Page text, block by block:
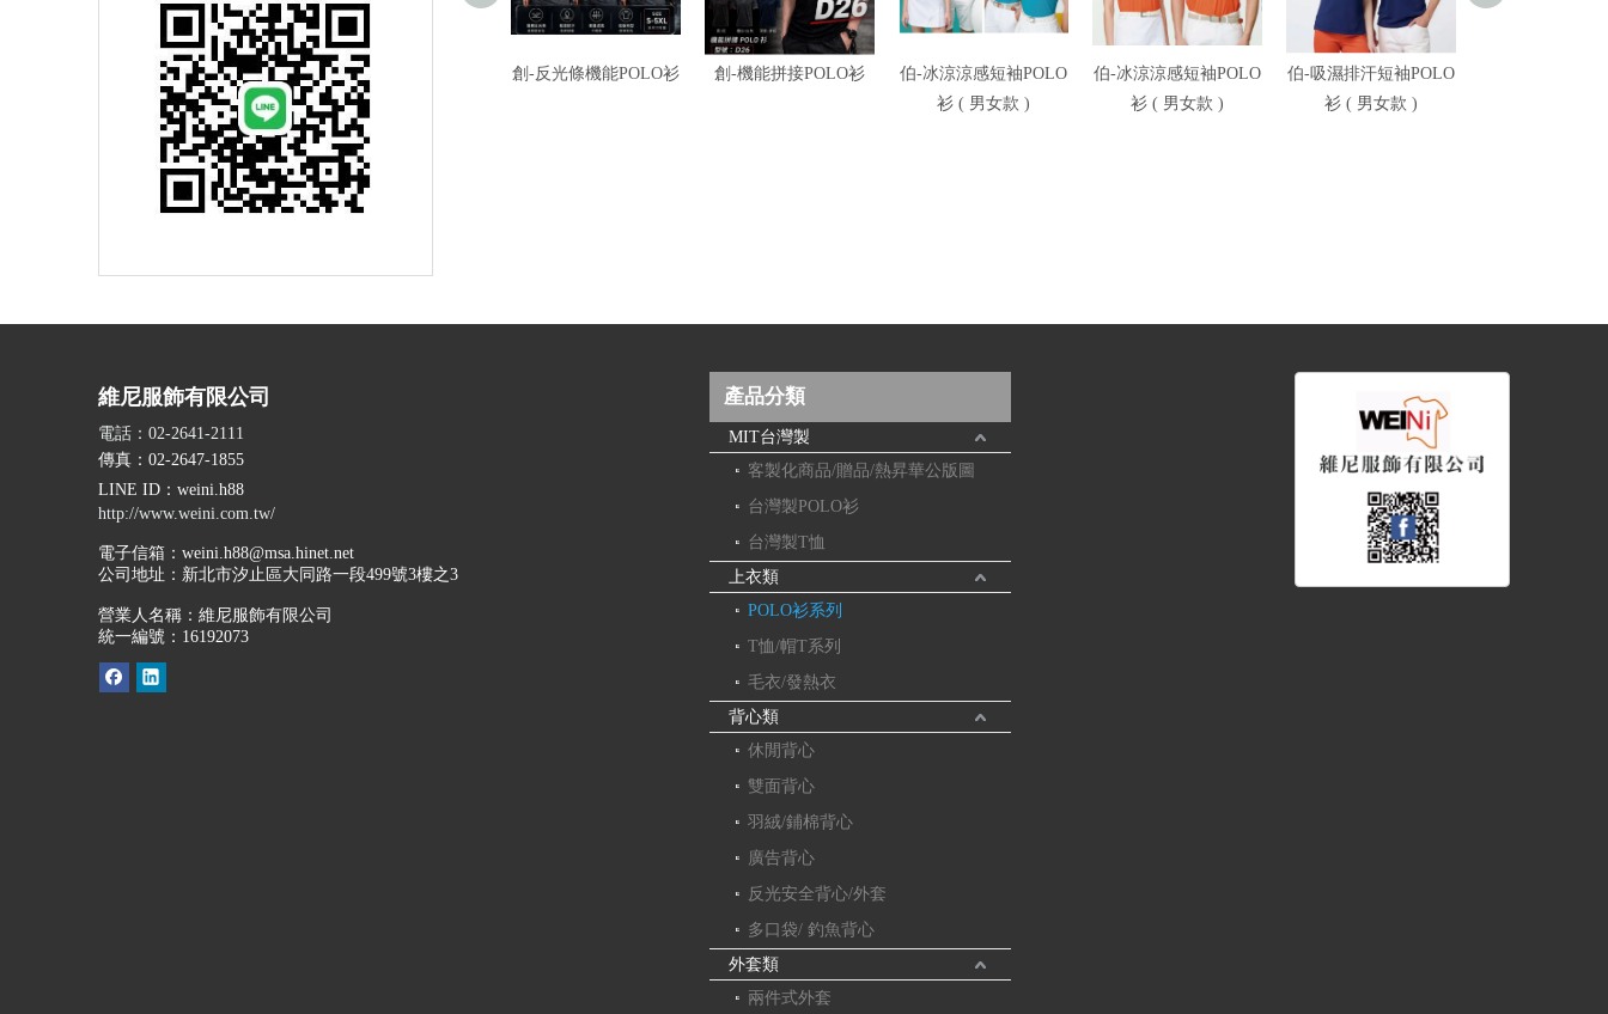
創-反光條機能POLO衫 創-機能拼接POLO衫
伯-冰涼涼感短袖POLO
衫 ( 男女款 )
伯-冰涼涼感短袖POLO
衫 ( 男女款 )
伯-吸濕排汗短袖POLO
衫 ( 男女款 )
維尼服飾有限公司
電話：02-2641-2111
傳真：02-2647-1855
LINE ID ：weini.h88
http://www.weini.com.tw/
電子信箱： weini.h88@msa.hinet.net
公司地址： 新北市汐止區大同路一段499號3樓之3
營業人名稱：維尼服飾有限公司
統一編號：16192073
產品分類
MIT台灣製
客製化商品/贈品/熱昇華公版圖
台灣製POLO衫
台灣製T恤
上衣類
POLO衫系列
T恤/帽T系列
毛衣/發熱衣
背心類
休閒背心
雙面背心
羽絨/鋪棉背心
廣告背心
反光安全背心/外套
多口袋/ 釣魚背心
外套類
兩件式外套